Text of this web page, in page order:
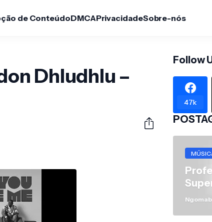
de ConteúdoDMCAPrivacidadeSobre-nós
Dhludhlu –
Follow
47k